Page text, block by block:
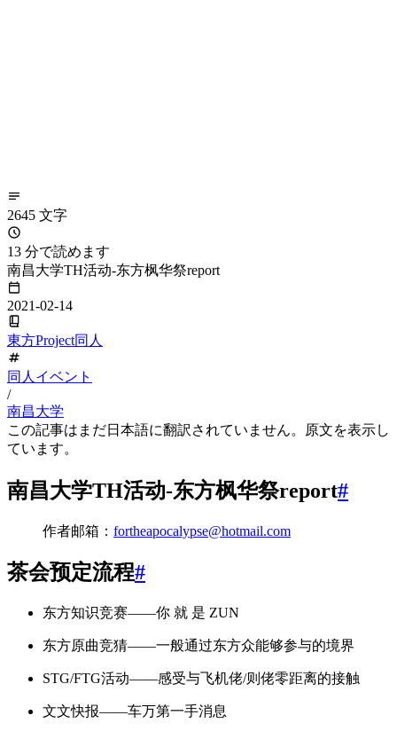
2645 文字
13 分で読めます
南昌大学TH活动-东方枫华祭report
2021-02-14
東方Project同人
同人イベント
/
南昌大学
この記事はまだ日本語に翻訳されていません。原文を表示し
ています。
南昌大学TH活动-东方枫华祭report#
作者邮箱： fortheapocalypse@hotmail.com
茶会预定流程#
东方知识竞赛——你 就 是 ZUN
东方原曲竞猜——一般通过东方众能够参与的境界
STG/FTG活动——感受与飞机佬/则佬零距离的接触
文文快报——车万第一手消息